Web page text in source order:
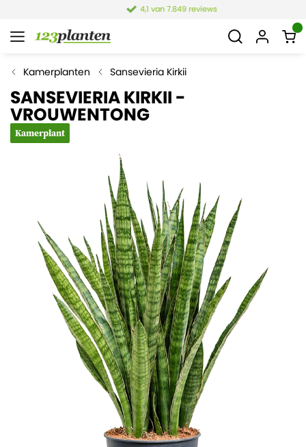
4,1 van 7.849 reviews
Kamerplanten Sansevieria Kirkii
SANSEVIERIA KIRKII -
VROUWENTONG
Kamerplant